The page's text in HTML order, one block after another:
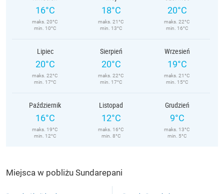
16°C
maks. 20°C
min. 10°C
18°C
maks. 21°C
min. 13°C
20°C
maks. 22°C
min. 16°C
Lipiec
20°C
maks. 22°C
min. 17°C
Sierpień
20°C
maks. 22°C
min. 17°C
Wrzesień
19°C
maks. 21°C
min. 15°C
Październik
16°C
maks. 19°C
min. 12°C
Listopad
12°C
maks. 16°C
min. 8°C
Grudzień
9°C
maks. 13°C
min. 5°C
Miejsca w pobliżu Sundarepani